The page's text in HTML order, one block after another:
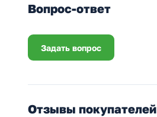
Вопрос-ответ
Задать вопрос
Отзывы покупателей